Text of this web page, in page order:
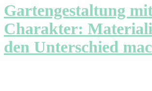
Gartengestaltung
Charakter:
den Unterschied